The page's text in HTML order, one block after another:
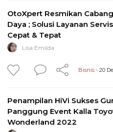
OtoXpert Resmikan
Daya ; Solusi Layanan
Cepat & Tepat
Lisa Emilda
Bisnis - 20
Penampilan HiVi Sukses
Panggung Event Kalla
Wonderland 2022